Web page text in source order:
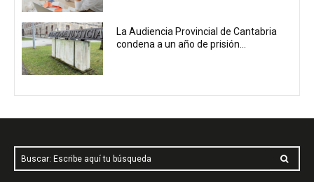
La Audiencia Provincial de Cantabria
condena a un año de prisión...
Buscar: Escribe aquí tu búsqueda